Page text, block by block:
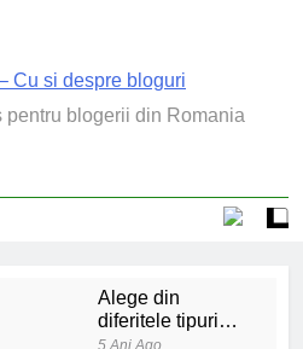
– Cu Si
pentru blogerii din Romania
Alege din
diferitele tipuri
de bratara de
5 Ani Ago